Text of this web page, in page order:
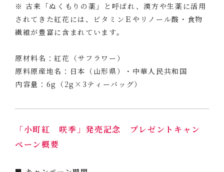
※ 古来「ぬくもりの薬」と呼ばれ、漢方や生薬に活用
されてきた紅花には、ビタミンＥやリノール酸・食物
繊維が豊富に含まれています。
原材料名：紅花（サフラワー）
原料原産地名：日本（山形県）・中華人民共和国
内容量：6g（2g×3ティーバッグ）
「小町紅 咲季」発売記念 プレゼントキャン
ペーン概要